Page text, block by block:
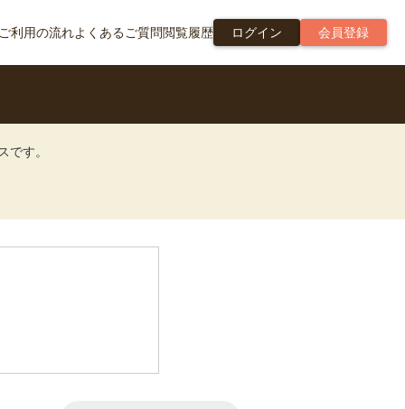
ご利用の流れよくあるご質問閲覧履歴 ログイン 会員登録
です。